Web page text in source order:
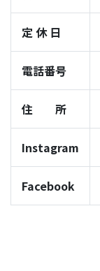
定 休 日
電話番号
住 所
Instagram
Facebook